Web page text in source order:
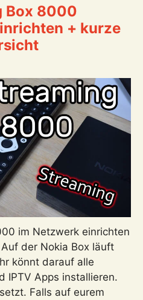
Box 8000
+ kurze
im Netzwerk einrichten
der Nokia Box läuft
könnt darauf alle
IPTV Apps installieren.
Falls auf eurem